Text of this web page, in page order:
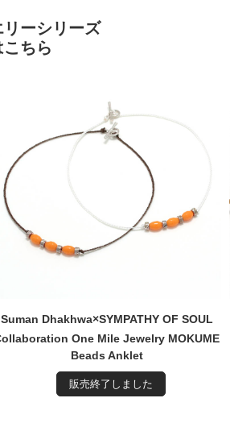
ーシリーズ
ちら
Suman Dhakhwa×SYMPATHY OF SOUL
One Mile Jewelry MOKUME
Beads Anklet
販売終了しました